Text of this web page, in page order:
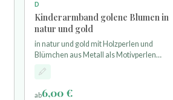
D
Kinderarmband golene Blumen in
natur und gold
in natur und gold mit Holzperlen und
Blümchen aus Metall als Motivperlen
aufgefädelt auf einem sehr elastischem
Stretchband
ab6,00 €